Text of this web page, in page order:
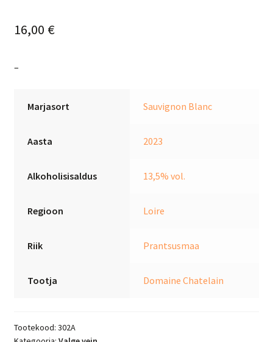
16,00 €
–
Marjasort Sauvignon Blanc
Aasta 2023
Alkoholisisaldus 13,5% vol.
Regioon Loire
Riik Prantsusmaa
Tootja Domaine Chatelain
Tootekood: 302A